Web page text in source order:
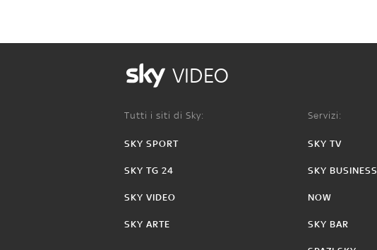
VIDEO
Tutti i siti di Sky:
SKY SPORT
SKY TG 24
SKY VIDEO
SKY ARTE
Servizi:
SKY TV
SKY BUSINESS
NOW
SKY BAR